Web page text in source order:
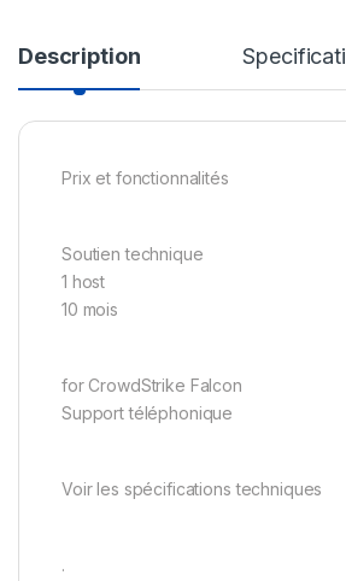
Description
Prix et fonctionnalités
Soutien technique
1 host
10 mois
for CrowdStrike Falcon
Support téléphonique
Voir les spécifications techniques
.